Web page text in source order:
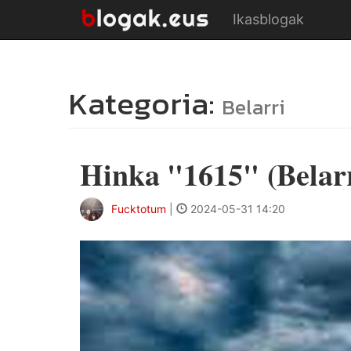
Ikasblogak
Kategoria: Belarri
Hinka "1615"
Fucktotum 2024-05-31 14:20